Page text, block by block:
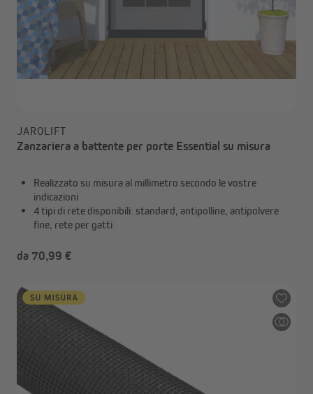
JAROLIFT
Zanzariera a battente per porte Essential su misura
Realizzato su misura al millimetro secondo le vostre
indicazioni
4 tipi di rete disponibili: standard, antipolline, antipolvere
fine, rete per gatti
da 70,99 €